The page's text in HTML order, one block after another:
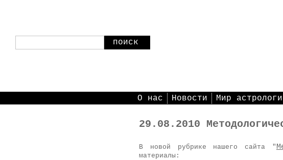
поиск
О нас Новости Мир
29.08.2010
В новой рубрике нашего сайта "
материалы: